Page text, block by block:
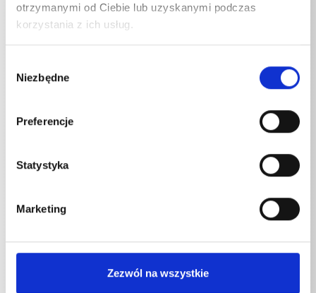
otrzymanymi od Ciebie lub uzyskanymi podczas
korzystania z ich usług.
zgody
Niezbędne
Preferencje
Statystyka
Marketing
Zezwól na wszystkie